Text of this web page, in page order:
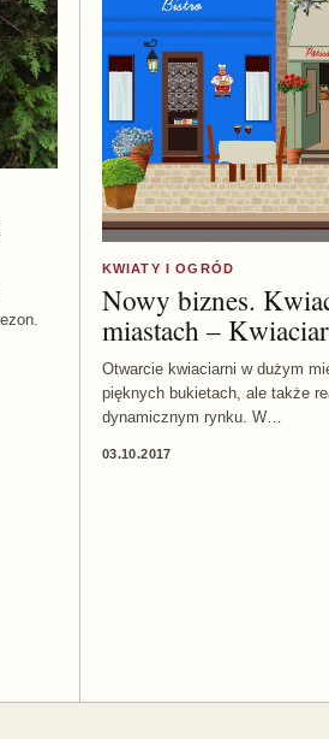
KWIATY I OGRÓD
Nowy biznes.
miastach –
Otwarcie kwiaciarni w dużym
pięknych bukietach, ale także
dynamicznym rynku. W…
03.10.2017